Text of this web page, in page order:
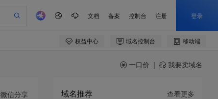
一口价 | 我要卖域名
微信分享 域名推荐 查看更多